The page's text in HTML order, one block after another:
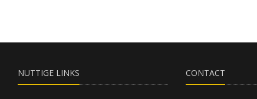
NUTTIGE LINKS CONTACT